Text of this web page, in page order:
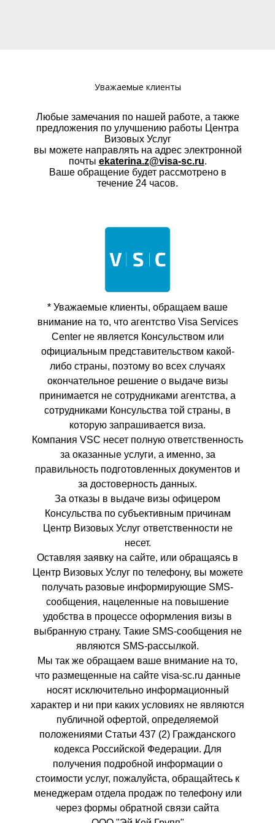
Уважаемые клиенты
Любые замечания по нашей работе, а также
предложения по улучшению работы Центра
Визовых Услуг
вы можете направлять на адрес электронной
почты ekaterina.z@visa-sc.ru.
Ваше обращение будет рассмотрено в
течение 24 часов.
* Уважаемые клиенты, обращаем ваше
внимание на то, что агентство Visa Services
Center не является Консульством или
официальным представительством какой-
либо страны, поэтому во всех случаях
окончательное решение о выдаче визы
принимается не сотрудниками агентства, а
сотрудниками Консульства той страны, в
которую запрашивается виза.
Компания VSC несет полную ответственность
за оказанные услуги, а именно, за
правильность подготовленных документов и
за достоверность данных.
За отказы в выдаче визы офицером
Консульства по субъективным причинам
Центр Визовых Услуг ответственности не
несет.
Оставляя заявку на сайте, или обращаясь в
Центр Визовых Услуг по телефону, вы можете
получать разовые информирующие SMS-
сообщения, нацеленные на повышение
удобства в процессе оформления визы в
выбранную страну. Такие SMS-сообщения не
являются SMS-рассылкой.
Мы так же обращаем ваше внимание на то,
что размещенные на сайте visa-sc.ru данные
носят исключительно информационный
характер и ни при каких условиях не являются
публичной офертой, определяемой
положениями Статьи 437 (2) Гражданского
кодекса Российской Федерации. Для
получения подробной информации о
стоимости услуг, пожалуйста, обращайтесь к
менеджерам отдела продаж по телефону или
через формы обратной связи сайта